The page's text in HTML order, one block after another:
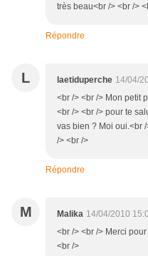
très beau<br /> <br />
Répondre
L laetiduperche 14/04/
<br /> <br /> Mon petit
<br /> <br /> pour te
vas bien ? Moi oui.<br
/> <br />
Répondre
M Malika 14/04/2010
<br /> <br /> Merci
<br />